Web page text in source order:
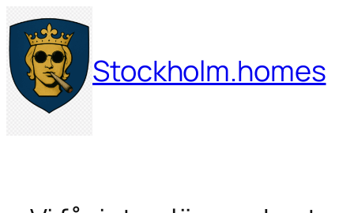
Hoppa
till
innehåll
Stockholm.homes